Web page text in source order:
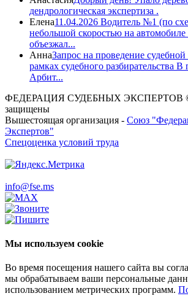
дендрологическая экспертиза .
Елена11.04.2026 Водитель №1 (по
небольшой скоростью на
объезжал...
АннаЗапрос на проведение судебной
рамках судебного разбирательства В
Арбит...
ФЕДЕРАЦИЯ СУДЕБНЫХ ЭКСПЕРТОВ ©
защищены
Вышестоящая организация - Союз
Экспертов"
Спецоценка условий труда
info@fse.ms
Мы используем cookie
Во время посещения нашего сайта вы
мы обрабатываем ваши персональные
использованием метрических программ.